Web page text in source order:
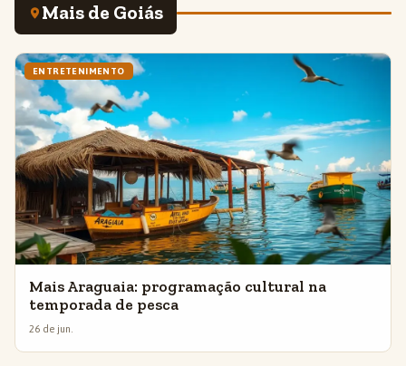
Mais de Goiás
ENTRETENIMENTO
Mais Araguaia: programação cultural na
temporada de pesca
26 de jun.